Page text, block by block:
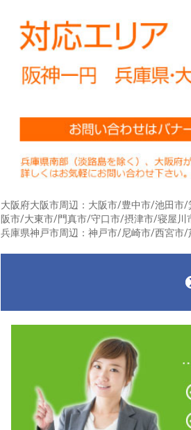
大阪府大阪市周辺：大阪市/豊中市/池田
阪市/大東市/門真市/守口市/摂津市/寝屋
兵庫県神戸市周辺：神戸市/尼崎市/西宮